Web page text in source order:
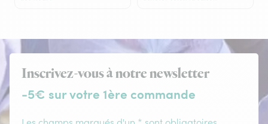
Inscrivez-vous à notre newsletter
-5€ sur votre 1ère commande